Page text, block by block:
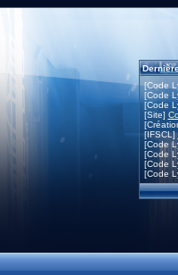
[Code
[Code
[Code
[Site]
[IFSCL]
[Code
[Code
[Code
[Code